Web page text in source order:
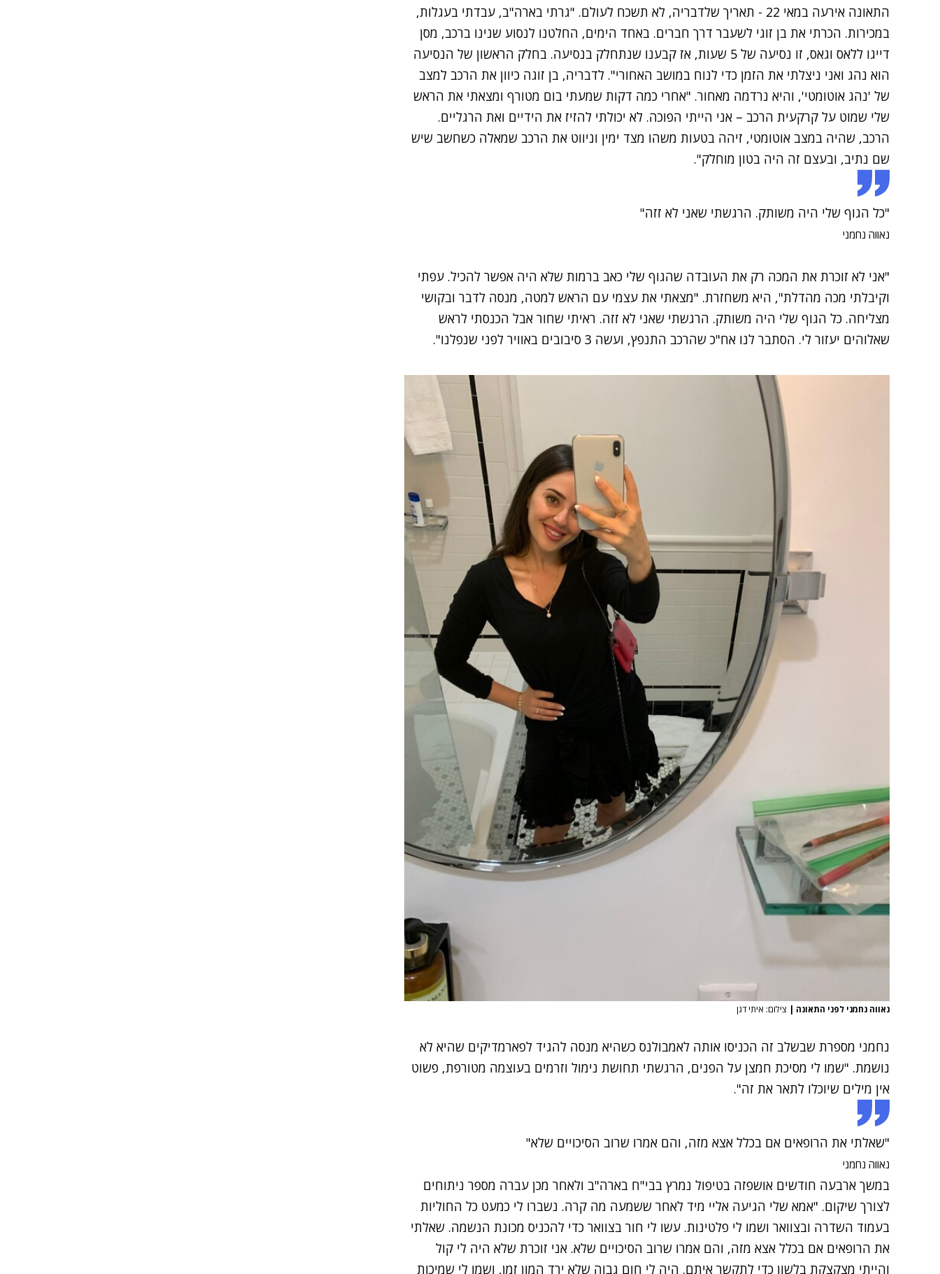
התאונה אירעה במאי 22 - תאריך שלדבריה, לא תשכח לעולם. "גרתי בארה"ב, עבדתי בעגלות,
במכירות. הכרתי את בן זוגי לשעבר דרך חברים. באחד הימים, החלטנו לנסוע שנינו ברכב, מסן
דייגו ללאס וגאס, זו נסיעה של 5 שעות, אז קבענו שנתחלק בנסיעה. בחלק הראשון של הנסיעה
הוא נהג ואני ניצלתי את הזמן כדי לנוח במושב האחורי". לדבריה, בן זוגה כיוון את הרכב למצב
של 'נהג אוטומטי', והיא נרדמה מאחור. "אחרי כמה דקות שמעתי בום מטורף ומצאתי את הראש
שלי שמוט על קרקעית הרכב – אני הייתי הפוכה. לא יכולתי להזיז את הידיים ואת הרגליים.
הרכב, שהיה במצב אוטומטי, זיהה בטעות משהו מצד ימין וניווט את הרכב שמאלה כשחשב שיש
שם נתיב, ובעצם זה היה בטון מוחלק".
"כל הגוף שלי היה משותק. הרגשתי שאני לא זזה"
נאווה נחמני
"אני לא זוכרת את המכה רק את העובדה שהגוף שלי כאב ברמות שלא היה אפשר להכיל. עפתי
וקיבלתי מכה מהדלת", היא משחזרת. "מצאתי את עצמי עם הראש למטה, מנסה לדבר ובקושי
מצליחה. כל הגוף שלי היה משותק. הרגשתי שאני לא זזה. ראיתי שחור אבל הכנסתי לראש
שאלוהים יעזור לי. הסתבר לנו אח"כ שהרכב התנפץ, ועשה 3 סיבובים באוויר לפני שנפלנו".
נאווה נחמני לפני התאונה | צילום: איתי דגן
נחמני מספרת שבשלב זה הכניסו אותה לאמבולנס כשהיא מנסה להגיד לפארמדיקים שהיא לא
נושמת. "שמו לי מסיכת חמצן על הפנים, הרגשתי תחושת נימול וזרמים בעוצמה מטורפת, פשוט
אין מילים שיוכלו לתאר את זה".
"שאלתי את הרופאים אם בכלל אצא מזה, והם אמרו שרוב הסיכויים שלא"
נאווה נחמני
במשך ארבעה חודשים אושפזה בטיפול נמרץ בבי"ח בארה"ב ולאחר מכן עברה מספר ניתוחים
לצורך שיקום. "אמא שלי הגיעה אליי מיד לאחר ששמעה מה קרה. נשברו לי כמעט כל החוליות
בעמוד השדרה ובצוואר ושמו לי פלטינות. עשו לי חור בצוואר כדי להכניס מכונת הנשמה. שאלתי
את הרופאים אם בכלל אצא מזה, והם אמרו שרוב הסיכויים שלא. אני זוכרת שלא היה לי קול
והייתי מצקצקת בלשון כדי לתקשר איתם. היה לי חום גבוה שלא ירד המון זמן, ושמו לי שמיכות